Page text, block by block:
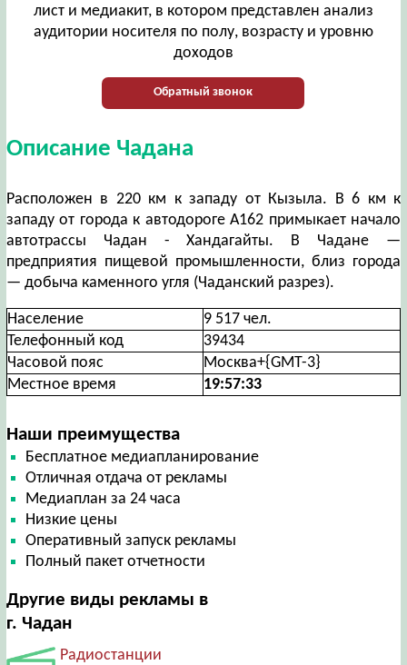
лист и медиакит, в котором представлен анализ
аудитории носителя по полу, возрасту и уровню
доходов
Обратный звонок
Описание Чадана
Расположен в 220 км к западу от Кызыла. В 6 км к
западу от города к автодороге А162 примыкает начало
автотрассы Чадан - Хандагайты. В Чадане —
предприятия пищевой промышленности, близ города
— добыча каменного угля (Чаданский разрез).
Население
9 517 чел.
Телефонный код
39434
Часовой пояс
Москва+{GMT-3}
Местное время
19:57:34
Наши преимущества
Бесплатное медиапланирование
Отличная отдача от рекламы
Медиаплан за 24 часа
Низкие цены
Оперативный запуск рекламы
Полный пакет отчетности
Другие виды рекламы в
г. Чадан
Радиостанции